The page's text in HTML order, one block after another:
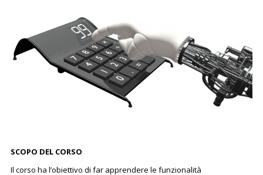
SCOPO DEL CORSO
Il corso ha l’obiettivo di far apprendere le funzionalità